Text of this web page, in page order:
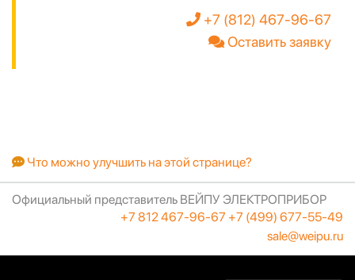
+7 (812) 467-96-67
Оставить заявку
Что можно улучшить на этой странице?
Официальный представитель ВЕЙПУ ЭЛЕКТРОПРИБОР
+7 812 467-96-67 +7 (499) 677-55-49
sale@weipu.ru